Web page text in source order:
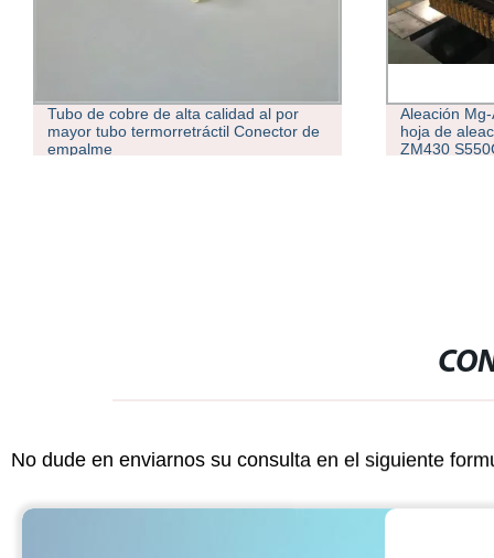
Aleación Mg-Al-Zn tubo cuadrado de
hoja de aleación de aluminio magnesio
ZM430 S550GD para C5 del Sistema
Acero
aluminio,
cuadrado,
No dude en enviarnos su consulta en el siguiente